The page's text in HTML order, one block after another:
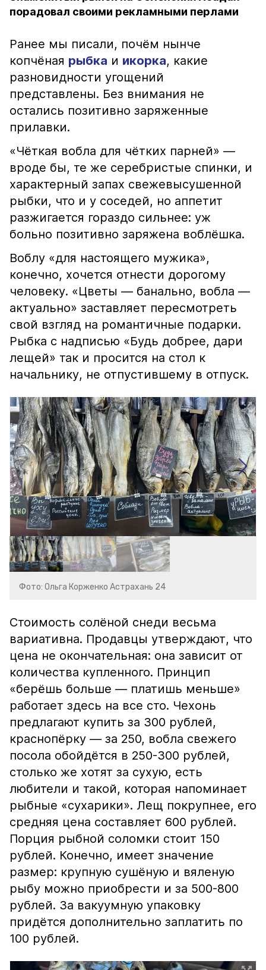
порадовал своими рекламными перлами
Ранее мы писали, почём нынче
копчёная рыбка и икорка, какие
разновидности угощений
представлены. Без внимания не
остались позитивно заряженные
прилавки.
«Чёткая вобла для чётких парней» —
вроде бы, те же серебристые спинки, и
характерный запах свежевысушенной
рыбки, что и у соседей, но аппетит
разжигается гораздо сильнее: уж
больно позитивно заряжена воблёшка.
Воблу «для настоящего мужика»,
конечно, хочется отнести дорогому
человеку. «Цветы — банально, вобла —
актуально» заставляет пересмотреть
свой взгляд на романтичные подарки.
Рыбка с надписью «Будь добрее, дари
лещей» так и просится на стол к
начальнику, не отпустившему в отпуск.
Фото: Ольга Корженко Астрахань 24
Стоимость солёной снеди весьма
вариативна. Продавцы утверждают, что
цена не окончательная: она зависит от
количества купленного. Принцип
«берёшь больше — платишь меньше»
работает здесь на все сто. Чехонь
предлагают купить за 300 рублей,
краснопёрку — за 250, вобла свежего
посола обойдётся в 250-300 рублей,
столько же хотят за сухую, есть
любители и такой, которая напоминает
рыбные «сухарики». Лещ покрупнее, его
средняя цена составляет 600 рублей.
Порция рыбной соломки стоит 150
рублей. Конечно, имеет значение
размер: крупную сушёную и вяленую
рыбу можно приобрести и за 500-800
рублей. За вакуумную упаковку
придётся дополнительно заплатить по
100 рублей.